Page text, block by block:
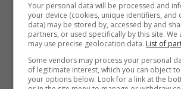
prossimo anno considerando
già a lavoro e presto potrebbe
svolta per unnuovo acquisto
Your personal data will be processed and
your device (cookies, unique identifiers, and
data) may be stored by, accessed by and
partners, or used specifically by this site.
may use precise geolocation data. List of
Some vendors may process your personal
of legitimate interest, which you can object
your options below. Look for a link at the